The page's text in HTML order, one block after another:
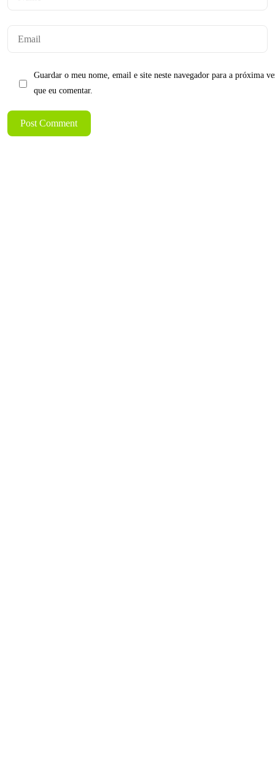
Guardar o meu nome, email e site neste navegador para a próxima
que eu comentar.
Post Comment